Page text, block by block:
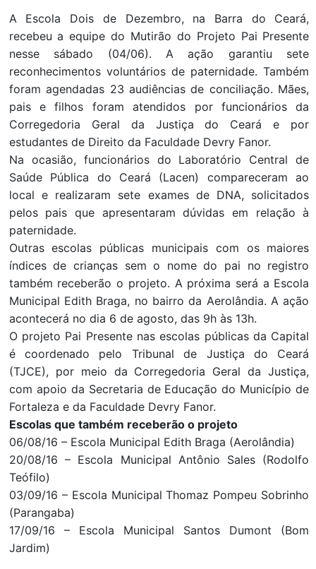
A Escola Dois de Dezembro, na Barra do Ceará,
recebeu a equipe do Mutirão do Projeto Pai Presente
nesse sábado (04/06). A ação garantiu sete
reconhecimentos voluntários de paternidade. Também
foram agendadas 23 audiências de conciliação. Mães,
pais e filhos foram atendidos por funcionários da
Corregedoria Geral da Justiça do Ceará e por
estudantes de Direito da Faculdade Devry Fanor.
Na ocasião, funcionários do Laboratório Central de
Saúde Pública do Ceará (Lacen) compareceram ao
local e realizaram sete exames de DNA, solicitados
pelos pais que apresentaram dúvidas em relação à
paternidade.
Outras escolas públicas municipais com os maiores
índices de crianças sem o nome do pai no registro
também receberão o projeto. A próxima será a Escola
Municipal Edith Braga, no bairro da Aerolândia. A ação
acontecerá no dia 6 de agosto, das 9h às 13h.
O projeto Pai Presente nas escolas públicas da Capital
é coordenado pelo Tribunal de Justiça do Ceará
(TJCE), por meio da Corregedoria Geral da Justiça,
com apoio da Secretaria de Educação do Município de
Fortaleza e da Faculdade Devry Fanor.
Escolas que também receberão o projeto
06/08/16 – Escola Municipal Edith Braga (Aerolândia)
20/08/16 – Escola Municipal Antônio Sales (Rodolfo
Teófilo)
03/09/16 – Escola Municipal Thomaz Pompeu Sobrinho
(Parangaba)
17/09/16 – Escola Municipal Santos Dumont (Bom
Jardim)